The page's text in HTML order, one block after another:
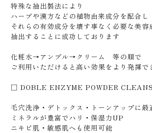
特殊な抽出製法により
ハーブや漢方などの植物由来成分を配合し
それらの有効成分を壊す事なく必要な美容
抽出することに成功しております
化粧水→アンプル→クリーム 等の順で
ご利用いただけると高い効果をより発揮で
□ DOBLE ENZYME POWDER
毛穴洗浄・デトックス・トーンアップに最
ミネラルが豊富でハリ・保湿力UP
ニキビ肌・敏感肌へも使用可能